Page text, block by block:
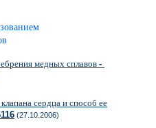
медных сплавов -
сердца и способ ее
(27.10.2006)